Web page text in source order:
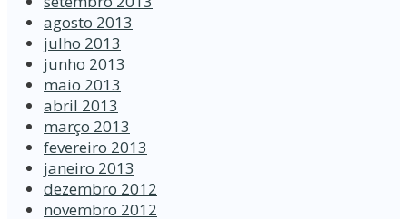
agosto 2013
julho 2013
junho 2013
maio 2013
abril 2013
março 2013
fevereiro 2013
janeiro 2013
dezembro 2012
novembro 2012